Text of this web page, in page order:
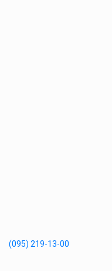
(095) 219-13-00